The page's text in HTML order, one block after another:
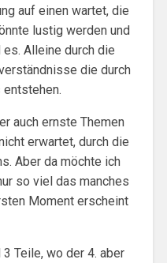
auf einen wartet, die
lustig werden und
Alleine durch die
die durch
auch ernste Themen
erwartet, durch die
Aber da möchte ich
so viel das manches
Moment erscheint
Teile, wo der 4. aber